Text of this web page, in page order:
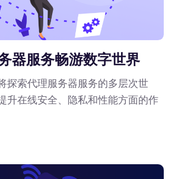
器服务畅游数字世界
探索代理服务器服务的多层次世
升在线安全、隐私和性能方面的作